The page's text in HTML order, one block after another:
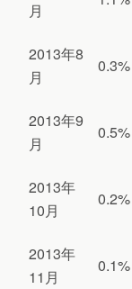
月
2013年8
月
0.3%
2013年9
月
0.5%
2013年
10月
0.2%
2013年
11月
0.1%